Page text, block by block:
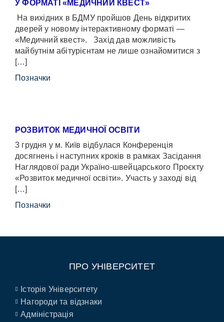
У ФОРМАТІ «МЕДИЧНИЙ КВЕСТ»
На вихідних в БДМУ пройшов День відкритих
дверей у новому інтерактивному форматі —
«Медичний квест». Захід дав можливість
майбутнім абітурієнтам не лише ознайомитися з
[…]
Позначки
РОЗВИТОК МЕДИЧНОЇ ОСВІТИ
3 грудня у м. Київ відбулася Конференція
досягнень і наступних кроків в рамках Засідання
Наглядової ради Україно-швейцарського Проєкту
«Розвиток медичної освіти». Участь у заході від
[…]
Позначки
ПРО УНІВЕРСИТЕТ
Історія Університету
Нагороди та відзнаки
Адміністрація